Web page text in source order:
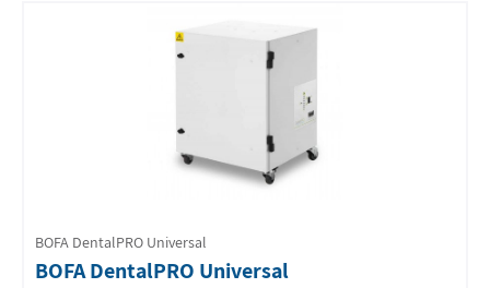
BOFA DentalPRO Universal
BOFA DentalPRO Universal